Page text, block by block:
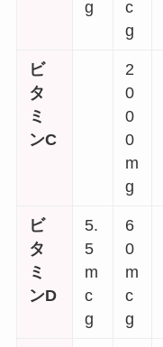
g
c
g
ビ
タ
ミ
ンC
2
0
0
0
m
g
ビ
タ
ミ
ンD
5.
5
m
c
g
6
0
m
c
g